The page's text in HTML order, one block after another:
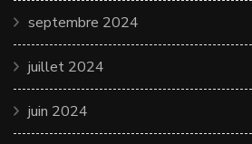
septembre 2024
juillet 2024
juin 2024